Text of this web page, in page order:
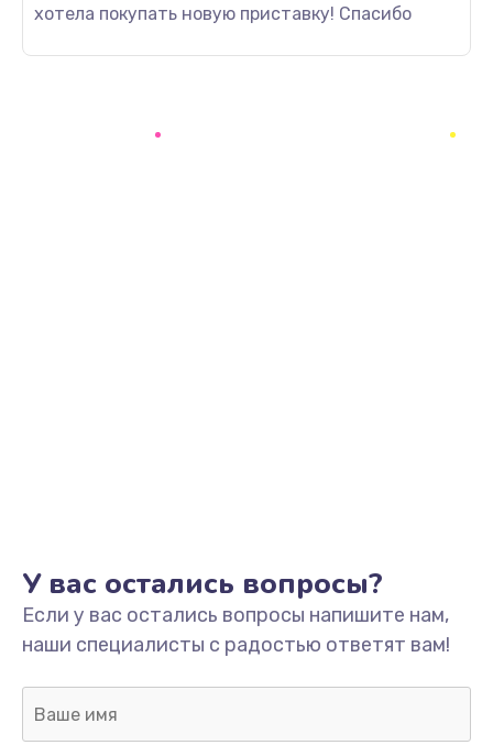
хотела покупать новую приставку! Спасибо
У вас остались вопросы?
Если у вас остались вопросы напишите нам,
наши специалисты с радостью ответят вам!